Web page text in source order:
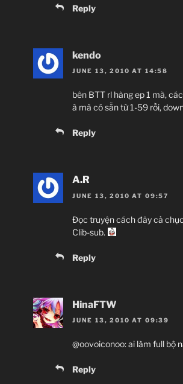
Reply
kendo
JUNE 13, 2010 AT 14:58
bên BTT rl hàng ep 1 mà,
à mà có sẵn từ 1-59 rồi,
Reply
A.R
JUNE 13, 2010 AT 09:57
Đọc truyện cách đây cả
Clib-sub.
Reply
HinaFTW
JUNE 13, 2010 AT 09:39
@oovoiconoo: ai làm full bộ
Reply